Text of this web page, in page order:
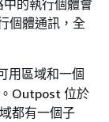
的執行個體會
個體通訊，全
用區域和一個
Outpost 位於
都有一個子